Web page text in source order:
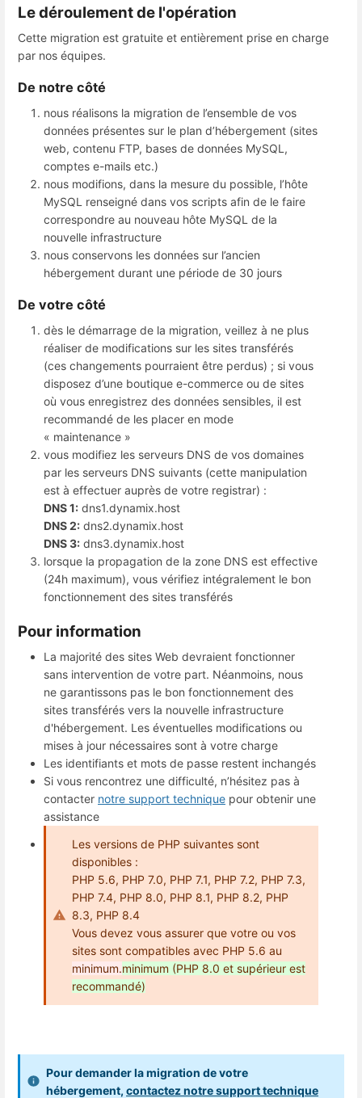
Le déroulement de l'opération
Cette migration est gratuite et entièrement prise en charge
par nos équipes.
De notre côté
nous réalisons la migration de l’ensemble de vos
données présentes sur le plan d’hébergement (sites
web, contenu FTP, bases de données MySQL,
comptes e-mails etc.)
nous modifions, dans la mesure du possible, l’hôte
MySQL renseigné dans vos scripts afin de le faire
correspondre au nouveau hôte MySQL de la
nouvelle infrastructure
nous conservons les données sur l’ancien
hébergement durant une période de 30 jours
De votre côté
dès le démarrage de la migration, veillez à ne plus
réaliser de modifications sur les sites transférés
(ces changements pourraient être perdus) ; si vous
disposez d’une boutique e-commerce ou de sites
où vous enregistrez des données sensibles, il est
recommandé de les placer en mode
« maintenance »
vous modifiez les serveurs DNS de vos domaines
par les serveurs DNS suivants (cette manipulation
est à effectuer auprès de votre registrar) :
DNS 1: dns1.dynamix.host
DNS 2: dns2.dynamix.host
DNS 3: dns3.dynamix.host
lorsque la propagation de la zone DNS est effective
(24h maximum), vous vérifiez intégralement le bon
fonctionnement des sites transférés
Pour information
La majorité des sites Web devraient fonctionner
sans intervention de votre part. Néanmoins, nous
ne garantissons pas le bon fonctionnement des
sites transférés vers la nouvelle infrastructure
d'hébergement. Les éventuelles modifications ou
mises à jour nécessaires sont à votre charge
Les identifiants et mots de passe restent inchangés
Si vous rencontrez une difficulté, n’hésitez pas à
contacter notre support technique pour obtenir une
assistance
Les versions de PHP suivantes sont
disponibles :
PHP 5.6, PHP 7.0, PHP 7.1, PHP 7.2, PHP 7.3,
PHP 7.4, PHP 8.0, PHP 8.1, PHP 8.2, PHP
8.3, PHP 8.4
Vous devez vous assurer que votre ou vos
sites sont compatibles avec PHP 5.6 au
minimum.minimum (PHP 8.0 et supérieur est
recommandé)
Pour demander la migration de votre
hébergement, contactez notre support technique